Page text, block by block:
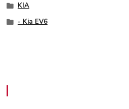
KIA
- Kia EV6